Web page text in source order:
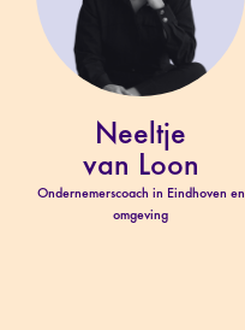
Neeltje
van Loon
Ondernemerscoach in Eindhoven en
omgeving